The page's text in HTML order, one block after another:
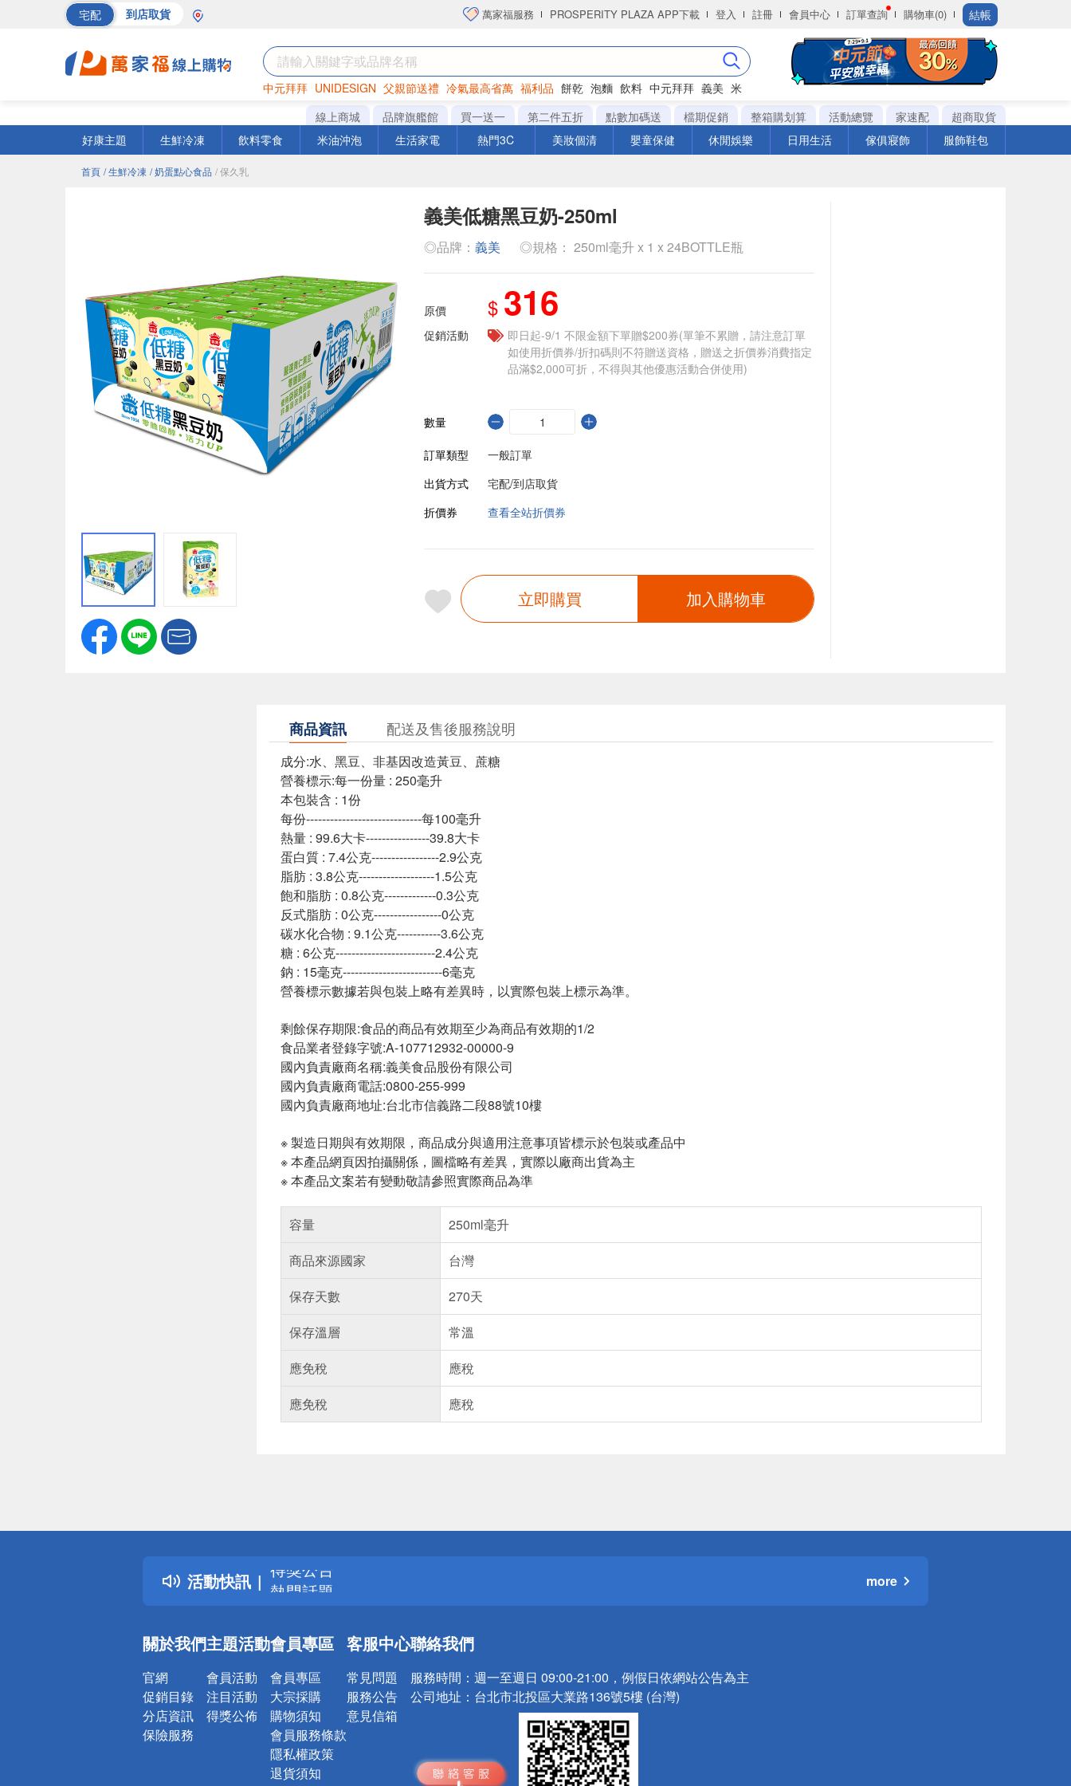
宅配 到店取貨 萬家福服務 PROSPERITY PLAZA APP下載 登入 註冊 會員中心 訂單查詢 購物車(0) 結帳
中元拜拜 UNIDESIGN 父親節送禮 冷氣最高省萬 福利品 餅乾 泡麵 飲料 中元拜拜 義美 米
罐頭 海苔 洋芋片
線上商城 品牌旗艦館 買一送一 第二件五折 點數加碼送 檔期促銷 整箱購划算 活動總覽 家速配
超商取貨
好康主題
生鮮冷凍 飲料零食 米油沖泡 生活家電 熱門3C 美妝個清 嬰童保健 休閒娛樂 日用生活 傢俱寢飾 服飾鞋包
首頁 / 生鮮冷凍 / 奶蛋點心食品 / 保久乳
義美低糖黑豆奶-250ml
◎品牌： 義美 ◎規格： 250ml毫升 x 1 x 24BOTTLE瓶
原價 $ 316
促銷活動
即日起-9/1 不限金額下單贈$200券(單筆不累贈，請注意訂單
如使用折價券/折扣碼則不符贈送資格，贈送之折價券消費指定
品滿$2,000可折，不得與其他優惠活動合併使用)
數量
訂單類型
一般訂單
出貨方式
宅配/到店取貨
折價券
查看全站折價券
立即購買 加入購物車
商品資訊 配送及售後服務說明
成分:水、黑豆、非基因改造黃豆、蔗糖
營養標示:每一份量 : 250毫升
本包裝含 : 1份
每份-----------------------------每100毫升
熱量 : 99.6大卡----------------39.8大卡
蛋白質 : 7.4公克-----------------2.9公克
脂肪 : 3.8公克-------------------1.5公克
飽和脂肪 : 0.8公克-------------0.3公克
反式脂肪 : 0公克-----------------0公克
碳水化合物 : 9.1公克-----------3.6公克
糖 : 6公克-------------------------2.4公克
鈉 : 15毫克-------------------------6毫克
營養標示數據若與包裝上略有差異時，以實際包裝上標示為準。
剩餘保存期限:食品的商品有效期至少為商品有效期的1/2
食品業者登錄字號:A-107712932-00000-9
國內負責廠商名稱:義美食品股份有限公司
國內負責廠商電話:0800-255-999
國內負責廠商地址:台北市信義路二段88號10樓
※ 製造日期與有效期限，商品成分與適用注意事項皆標示於包裝或產品中
※ 本產品網頁因拍攝關係，圖檔略有差異，實際以廠商出貨為主
※ 本產品文案若有變動敬請參照實際商品為準
容量
250ml毫升
商品來源國家
台灣
保存天數
270天
保存溫層
常溫
應免稅
應稅
應免稅
應稅
活動快訊
詐騙網頁！請小心！
得獎公告
熱門話題
銀行優惠
詐騙網頁！請小心！
more
關於我們
官網
促銷目錄
分店資訊
保險服務
主題活動
會員活動
注目活動
得獎公佈
會員專區
會員專區
大宗採購
購物須知
會員服務條款
隱私權政策
退貨須知
客服中心
常見問題
服務公告
意見信箱
聯絡我們
服務時間： 週一至週日 09:00-21:00，例假日依網站公告為主
公司地址： 台北市北投區大業路136號5樓 (台灣)